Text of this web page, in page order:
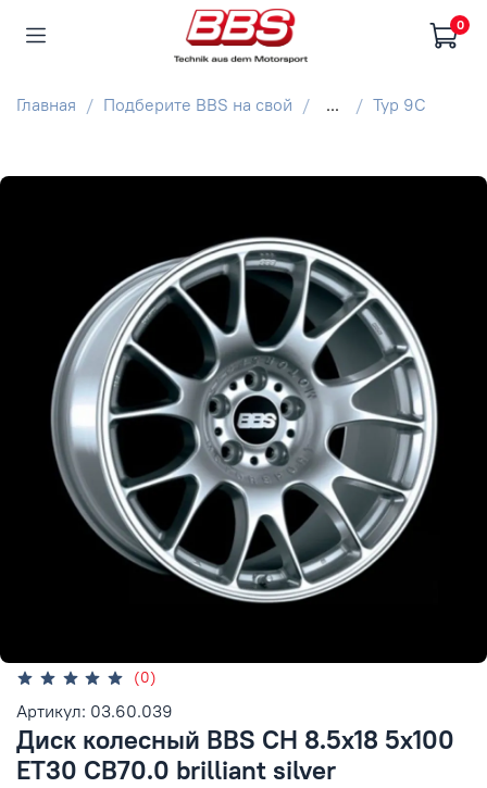
0
Главная Подберите BBS на свой ... Typ 9C
(0)
Артикул: 03.60.039
Диск колесный BBS CH 8.5x18 5x100
ET30 CB70.0 brilliant silver